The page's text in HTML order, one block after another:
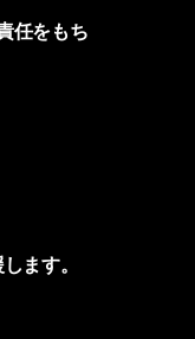
任をもち
ます。